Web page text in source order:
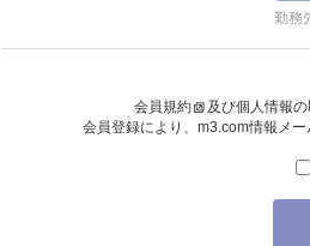
勤務
会員規約 及び個人情報
会員登録により、 m3.com情報メー